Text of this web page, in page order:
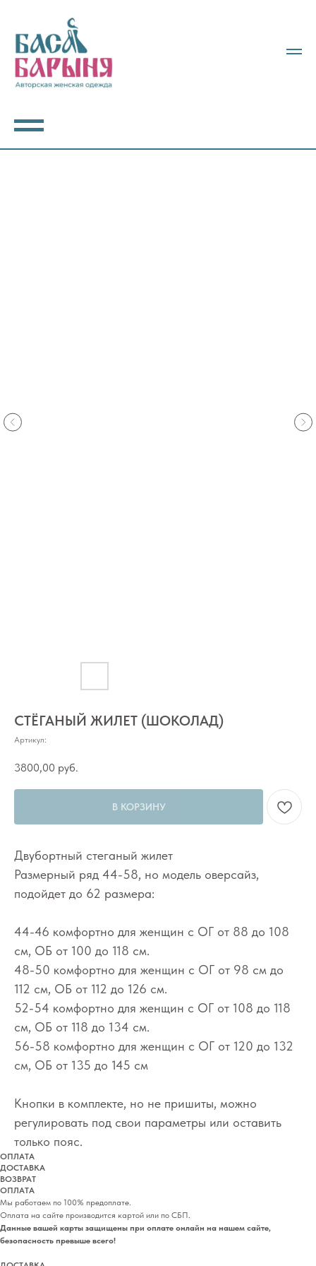
СТЁГАНЫЙ ЖИЛЕТ (ШОКОЛАД)
Артикул:
3800,00 руб.
В КОРЗИНУ
Двубортный стеганый жилет
Размерный ряд 44-58, но модель оверсайз,
подойдет до 62 размера:
44-46 комфортно для женщин с ОГ от 88 до 108
см, ОБ от 100 до 118 см.
48-50 комфортно для женщин с ОГ от 98 см до
112 см, ОБ от 112 до 126 см.
52-54 комфортно для женщин с ОГ от 108 до 118
см, ОБ от 118 до 134 см.
56-58 комфортно для женщин с ОГ от 120 до 132
см, ОБ от 135 до 145 см
Кнопки в комплекте, но не пришиты, можно
регулировать под свои параметры или оставить
только пояс.
ОПЛАТА
ДОСТАВКА
ВОЗВРАТ
ОПЛАТА
Мы работаем по 100% предоплате.
Оплата на сайте производится картой или по СБП.
Данные вашей карты защищены при оплате онлайн на нашем сайте,
безопасность превыше всего!